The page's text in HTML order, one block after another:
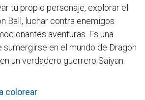
tu propio personaje, explorar el
Ball, luchar contra enemigos
aventuras. Es una
en el mundo de Dragon
un verdadero guerrero Saiyan.
colorear